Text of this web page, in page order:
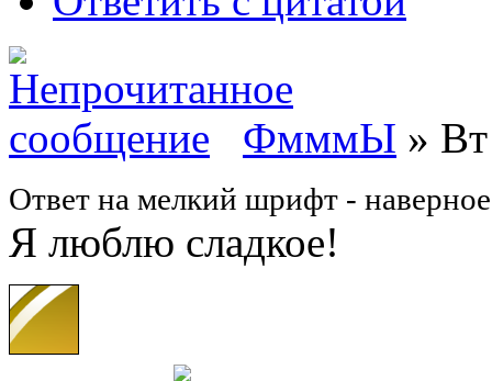
ФмммЫ »
Ответ на мелкий шрифт -
Я люблю сладкое!